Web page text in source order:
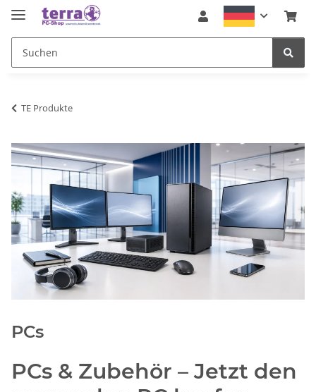
TE Produkte
PCs
PCs & Zubehör – Jetzt den